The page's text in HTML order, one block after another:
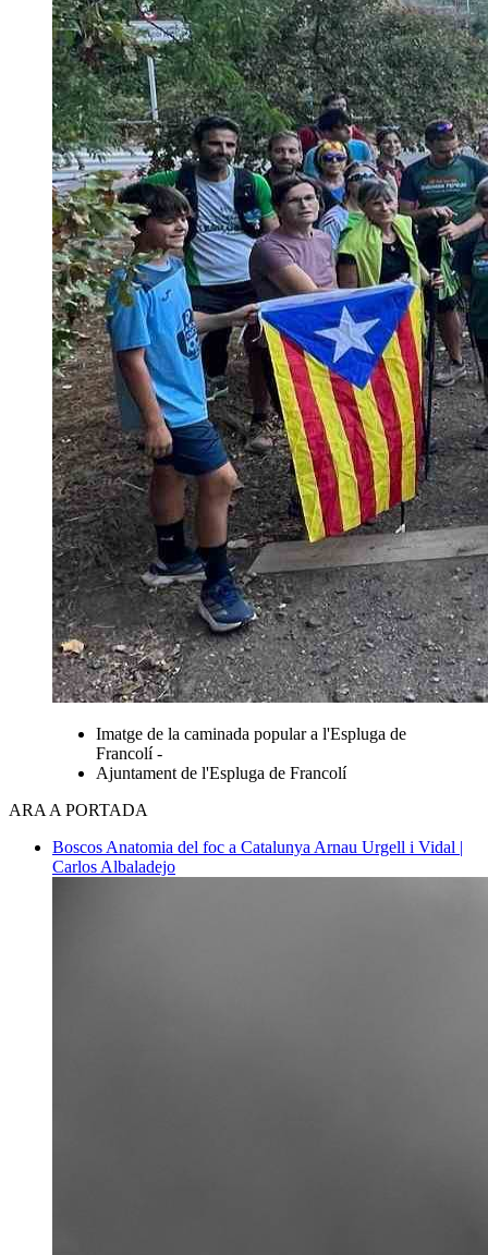
Imatge de la caminada popular a l'Espluga de
Francolí -
Ajuntament de l'Espluga de Francolí
ARA A PORTADA
Boscos Anatomia del foc a Catalunya Arnau Urgell i Vidal |
Carlos Albaladejo